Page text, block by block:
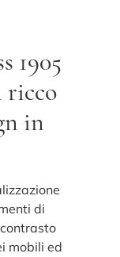
1905
ricco
in
di
mobili ed